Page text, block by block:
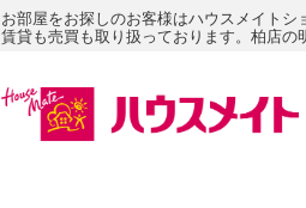
お部屋をお探しのお客様はハウスメイトシ
賃貸も売買も取り扱っております。柏店